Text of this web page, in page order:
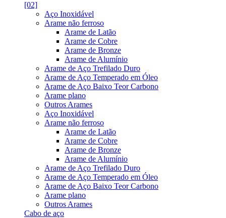
[02]
Aço Inoxidável
Arame não ferroso
Arame de Latão
Arame de Cobre
Arame de Bronze
Arame de Alumínio
Arame de Aço Trefilado Duro
Arame de Aço Temperado em Óleo
Arame de Aço Baixo Teor Carbono
Arame plano
Outros Arames
Aço Inoxidável
Arame não ferroso
Arame de Latão
Arame de Cobre
Arame de Bronze
Arame de Alumínio
Arame de Aço Trefilado Duro
Arame de Aço Temperado em Óleo
Arame de Aço Baixo Teor Carbono
Arame plano
Outros Arames
Cabo de aço